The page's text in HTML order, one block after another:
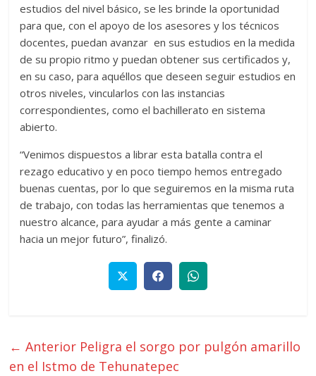
estudios del nivel básico, se les brinde la oportunidad
para que, con el apoyo de los asesores y los técnicos
docentes, puedan avanzar en sus estudios en la medida
de su propio ritmo y puedan obtener sus certificados y,
en su caso, para aquéllos que deseen seguir estudios en
otros niveles, vincularlos con las instancias
correspondientes, como el bachillerato en sistema
abierto.
“Venimos dispuestos a librar esta batalla contra el
rezago educativo y en poco tiempo hemos entregado
buenas cuentas, por lo que seguiremos en la misma ruta
de trabajo, con todas las herramientas que tenemos a
nuestro alcance, para ayudar a más gente a caminar
hacia un mejor futuro”, finalizó.
← Anterior Peligra el sorgo por pulgón amarillo
en el Istmo de Tehunatepec